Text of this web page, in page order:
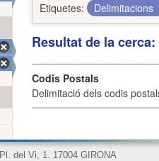
Etiquetes:
Delimitacions
Resultat de la
Codis Postals
Delimitació dels codis
Pl. del Vi, 1. 17004 GIRONA